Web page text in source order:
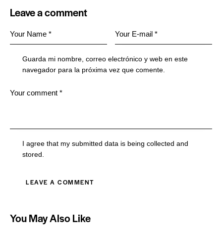
Leave a comment
Guarda mi nombre, correo electrónico y web en este
navegador para la próxima vez que comente.
I agree that my submitted data is being collected and
stored.
You May Also Like